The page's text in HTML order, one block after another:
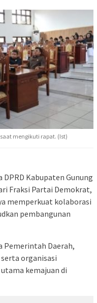
saat mengikuti rapat. (Ist)
DPRD Kabupaten Gunung
Fraksi Partai Demokrat,
memperkuat kolaborasi
pembangunan
Pemerintah Daerah,
organisasi
kemajuan di